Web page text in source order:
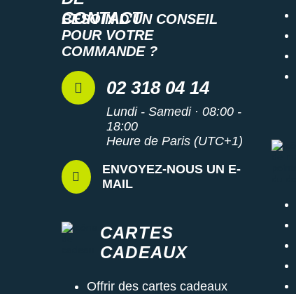
BESOIN D'UN CONSEIL
POUR VOTRE
COMMANDE ?
02 318 04 14
Lundi - Samedi · 08:00 -
18:00
Heure de Paris (UTC+1)
ENVOYEZ-NOUS UN E-
MAIL
CARTES
CADEAUX
Offrir des cartes cadeaux